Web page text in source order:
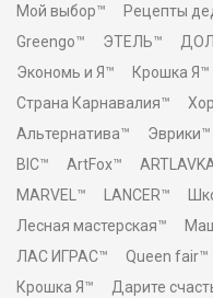
Мой выбор™
Рецепты
Greengo™
ЭТЕЛЬ™
Экономь и Я™
Крошка Я™
Страна Карнавалия™
Альтернатива™
Эврики™
BIC™
ArtFox™
MARVEL™
LANCER™
Лесная мастерская™
ЛАС ИГРАС™
Queen fair™
Крошка Я™
Дарите